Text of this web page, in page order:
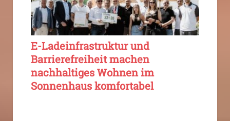
E-Ladeinfrastruktur und
Barrierefreiheit machen
nachhaltiges Wohnen im
Sonnenhaus komfortabel